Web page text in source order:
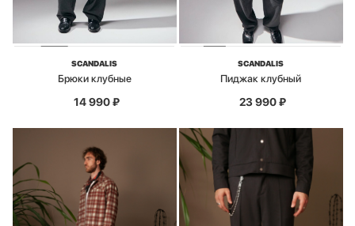
SCANDALIS
Брюки клубные
14 990₽
SCANDALIS
Пиджак клубный
23 990₽